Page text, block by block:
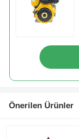
Önerilen Ürünler